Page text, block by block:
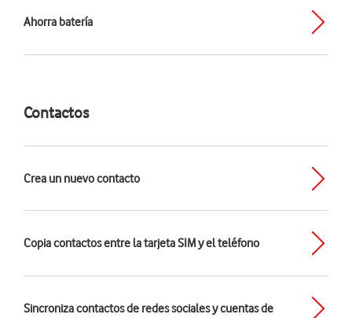
Ahorra batería
Contactos
Crea un nuevo contacto
Copia contactos entre la tarjeta SIM y el teléfono
Sincroniza contactos de redes sociales y cuentas de